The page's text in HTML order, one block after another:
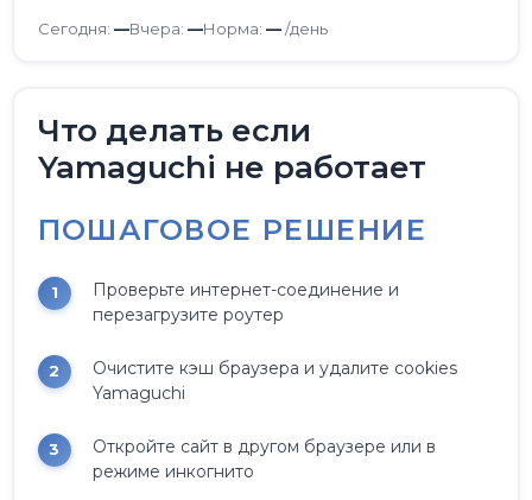
Сегодня: —Вчера: —Норма: —/день
Что делать если
Yamaguchi не работает
ПОШАГОВОЕ РЕШЕНИЕ
Проверьте интернет-соединение и
перезагрузите роутер
Очистите кэш браузера и удалите cookies
Yamaguchi
Откройте сайт в другом браузере или в
режиме инкогнито